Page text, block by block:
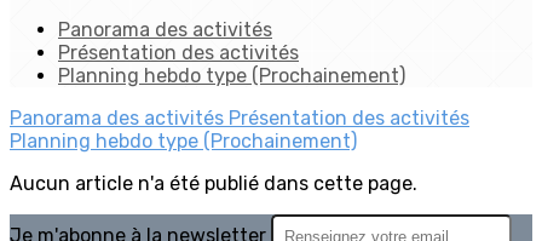
Panorama des activités
Présentation des activités
Planning hebdo type (Prochainement)
Panorama des activités Présentation des activités
Planning hebdo type (Prochainement)
Aucun article n'a été publié dans cette page.
Je m'abonne à la newsletter